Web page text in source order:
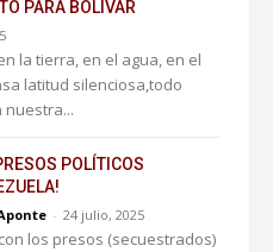
PARA BOLÍVAR
la tierra, en el agua, en el
latitud silenciosa,todo
nuestra...
POLÍTICOS
- 24 julio, 2025
los presos (secuestrados)